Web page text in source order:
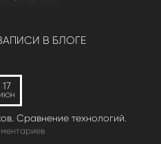
В БЛОГЕ
17
Сравнение технологий.